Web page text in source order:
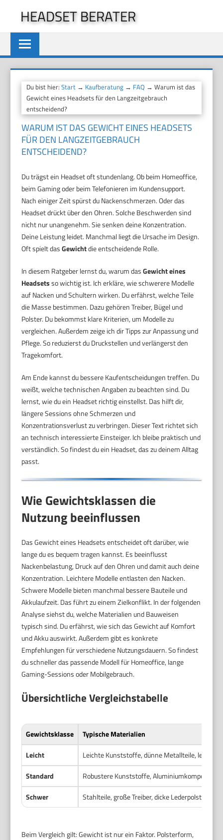
springen
HEADSET BERATER
Du bist hier:Start → Kaufberatung → FAQ → Warum ist das
Gewicht eines Headsets für den Langzeitgebrauch
entscheidend?
WARUM IST DAS GEWICHT EINES HEADSETS
FÜR DEN LANGZEITGEBRAUCH
ENTSCHEIDEND?
Du trägst ein Headset oft stundenlang. Ob beim Homeoffice,
beim Gaming oder beim Telefonieren im Kundensupport.
Nach einiger Zeit spürst du Nackenschmerzen. Oder das
Headset drückt über den Ohren. Solche Beschwerden sind
nicht nur unangenehm. Sie senken deine Konzentration.
Deine Leistung leidet. Manchmal liegt die Ursache im Design.
Oft spielt dasGewichtdie entscheidende Rolle.
In diesem Ratgeber lernst du, warum dasGewicht eines
Headsetsso wichtig ist. Ich erkläre, wie schwerere Modelle
auf Nacken und Schultern wirken. Du erfährst, welche Teile
die Masse bestimmen. Dazu gehören Treiber, Bügel und
Polster. Du bekommst klare Kriterien, um Modelle zu
vergleichen. Außerdem zeige ich dir Tipps zur Anpassung und
Pflege. So reduzierst du Druckstellen und verlängerst den
Tragekomfort.
Am Ende kannst du bessere Kaufentscheidungen treffen. Du
weißt, welche technischen Angaben zu beachten sind. Du
lernst, wie du ein Headset richtig einstellst. Das hilft dir,
längere Sessions ohne Schmerzen und
Konzentrationsverlust zu verbringen. Dieser Text richtet sich
an technisch interessierte Einsteiger. Ich bleibe praktisch und
verständlich. So findest du ein Headset, das zu deinem Alltag
passt.
Wie Gewichtsklassen die
Nutzung beeinflussen
Das Gewicht eines Headsets entscheidet oft darüber, wie
lange du es bequem tragen kannst. Es beeinflusst
Nackenbelastung, Druck auf den Ohren und damit auch deine
Konzentration. Leichtere Modelle entlasten den Nacken.
Schwere Modelle bieten manchmal bessere Bauteile und
Akkulaufzeit. Das führt zu einem Zielkonflikt. In der folgenden
Analyse siehst du, welche Materialien und Bauweisen
typisch sind. Du erfährst, wie sich das Gewicht auf Komfort
und Akku auswirkt. Außerdem gibt es konkrete
Empfehlungen für verschiedene Nutzungsdauern. So findest
du schneller das passende Modell für Homeoffice, lange
Gaming-Sessions oder Mobilgebrauch.
Übersichtliche Vergleichstabelle
Gewichtsklasse
Typische Materialien
Leicht
Leichte Kunststoffe, dünne Metallteile, leichte
Standard
Robustere Kunststoffe,
Schwer
Stahlteile, große Treiber, dicke Lederpolster
Beim Vergleich gilt: Gewicht ist nur ein Faktor. Polsterform,